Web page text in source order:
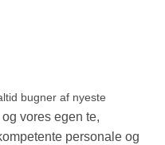
bugner af nyeste
og vores egen te,
personale og